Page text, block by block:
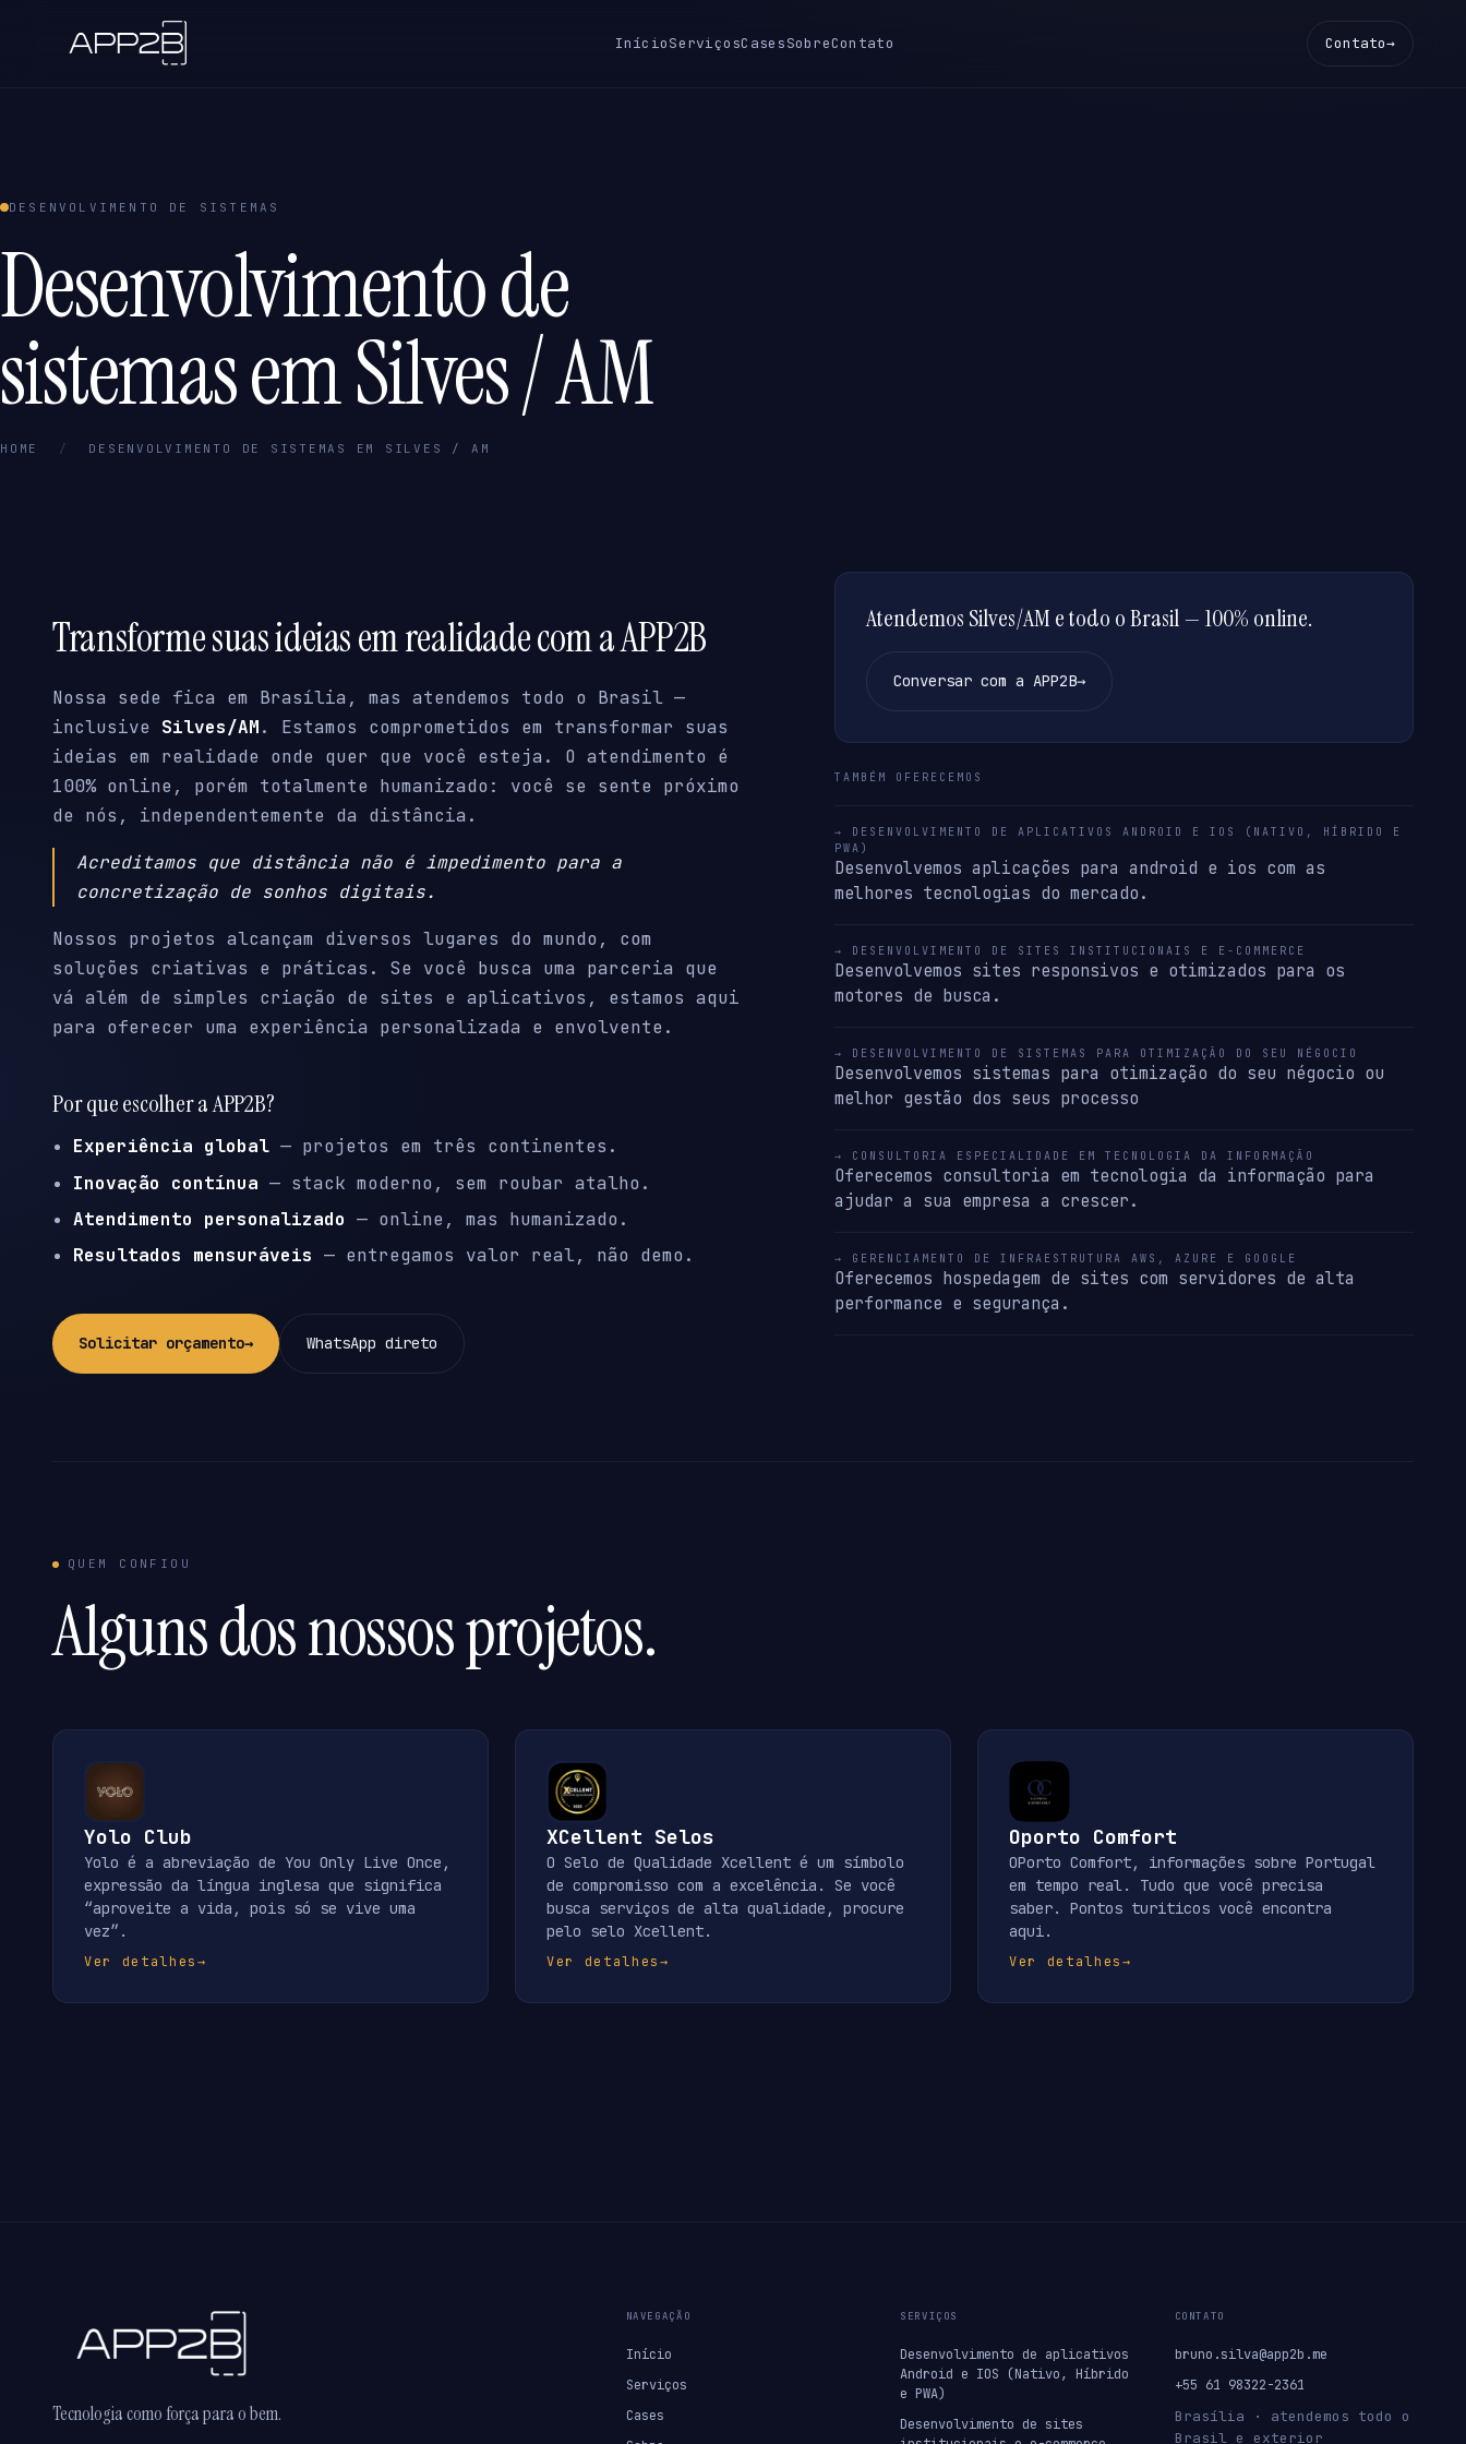
InícioServiçosCasesSobreContato Contato→
DESENVOLVIMENTO DE SISTEMAS
Desenvolvimento de
sistemas em Silves / AM
HOME / DESENVOLVIMENTO DE SISTEMAS EM SILVES / AM
Transforme suas ideias em realidade com a APP2B
Nossa sede fica em Brasília, mas atendemos todo o Brasil —
inclusive Silves/AM. Estamos comprometidos em transformar suas
ideias em realidade onde quer que você esteja. O atendimento é
100% online, porém totalmente humanizado: você se sente próximo
de nós, independentemente da distância.
Acreditamos que distância não é impedimento para a
concretização de sonhos digitais.
Nossos projetos alcançam diversos lugares do mundo, com
soluções criativas e práticas. Se você busca uma parceria que
vá além de simples criação de sites e aplicativos, estamos aqui
para oferecer uma experiência personalizada e envolvente.
Por que escolher a APP2B?
Experiência global — projetos em três continentes.
Inovação contínua — stack moderno, sem roubar atalho.
Atendimento personalizado — online, mas humanizado.
Resultados mensuráveis — entregamos valor real, não demo.
Solicitar orçamento→ WhatsApp direto
Atendemos Silves/AM e todo o Brasil — 100% online.
Conversar com a APP2B→
TAMBÉM OFERECEMOS
→ DESENVOLVIMENTO DE APLICATIVOS ANDROID E IOS (NATIVO, HÍBRIDO E
PWA)
Desenvolvemos aplicações para android e ios com as
melhores tecnologias do mercado.
→ DESENVOLVIMENTO DE SITES INSTITUCIONAIS E E-COMMERCE
Desenvolvemos sites responsivos e otimizados para os
motores de busca.
→ DESENVOLVIMENTO DE SISTEMAS PARA OTIMIZAÇÃO DO SEU NÉGOCIO
Desenvolvemos sistemas para otimização do seu négocio ou
melhor gestão dos seus processo
→ CONSULTORIA ESPECIALIDADE EM TECNOLOGIA DA INFORMAÇÃO
Oferecemos consultoria em tecnologia da informação para
ajudar a sua empresa a crescer.
→ GERENCIAMENTO DE INFRAESTRUTURA AWS, AZURE E GOOGLE
Oferecemos hospedagem de sites com servidores de alta
performance e segurança.
QUEM CONFIOU
Alguns dos nossos projetos.
Yolo Club
Yolo é a abreviação de You Only Live Once,
expressão da língua inglesa que significa
“aproveite a vida, pois só se vive uma
vez”.
Ver detalhes→
XCellent Selos
O Selo de Qualidade Xcellent é um símbolo
de compromisso com a excelência. Se você
busca serviços de alta qualidade, procure
pelo selo Xcellent.
Ver detalhes→
Oporto Comfort
OPorto Comfort, informações sobre Portugal
em tempo real. Tudo que você precisa
saber. Pontos turiticos você encontra
aqui.
Ver detalhes→
Tecnologia como força para o bem.
NAVEGAÇÃO
Início
Serviços
Cases
SERVIÇOS
Desenvolvimento de aplicativos
Android e IOS (Nativo, Híbrido
e PWA)
Desenvolvimento de sites
CONTATO
bruno.silva@app2b.me
+55 61 98322-2361
Brasília · atendemos todo o
Brasil e exterior